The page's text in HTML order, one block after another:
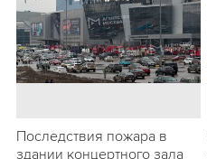
Последствия пожара в
здании концертного зала